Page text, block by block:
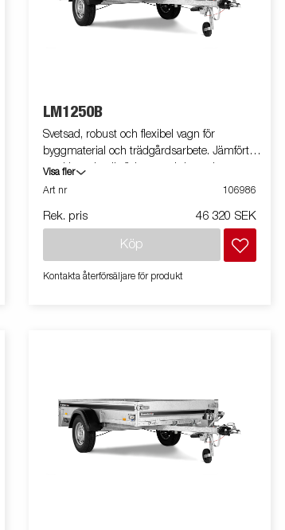
LM1250B
Svetsad, robust och flexibel vagn för
byggmaterial och trädgårdsarbete. Jämfört
med L-serien är flakytan och kapaciteten
större. Utrustad med tippfunktion. Vagnen på
Visa fler
Art nr
106986
Rek. pris 46 320 SEK
Köp
Kontakta återförsäljare för produkt